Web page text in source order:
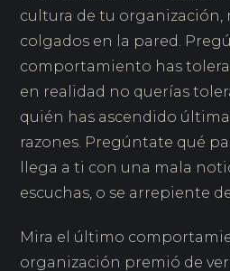
cultura de tu organización,
colgados en la pared.
comportamiento has
en realidad no querías
quién has ascendido
razones. Pregúntate qué
llega a ti con una mala
escuchas, o se arrepiente
Mira el último
organización premió de